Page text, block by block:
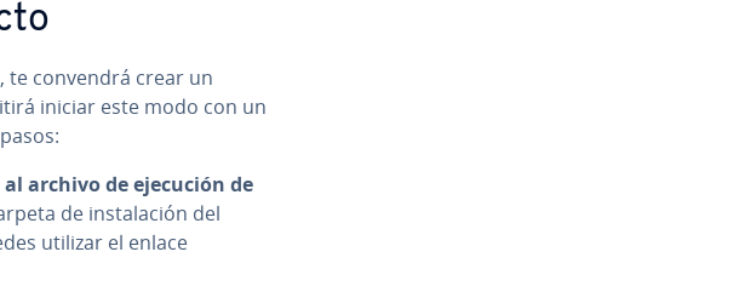
te convendrá crear un
iniciar este modo con un
archivo de ejecución de
de in­s­ta­la­ción del
utilizar el enlace